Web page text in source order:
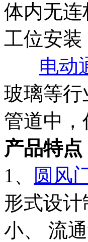
体内无
工位安
电动
玻璃等
管道中，
产品特点
1、
圆风
形式设
小、 流